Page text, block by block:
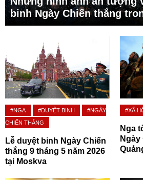
binh Ngày Chiến thắng
#NGA #DUYỆT BINH
#NGÀY
CHIẾN THẮNG
Lễ duyệt binh Ngày Chiến
thắng 9 tháng 5 năm 2026
tại Moskva
#XÃ
Nga